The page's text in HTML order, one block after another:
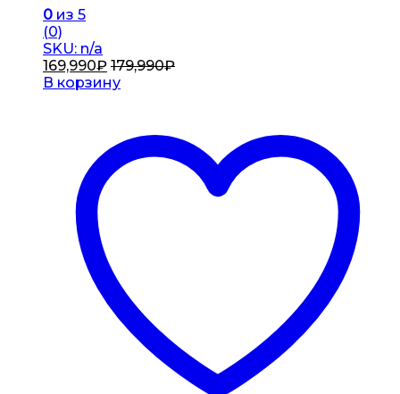
0 из 5
(0)
SKU: n/a
169,990₽ 179,990₽
В корзину